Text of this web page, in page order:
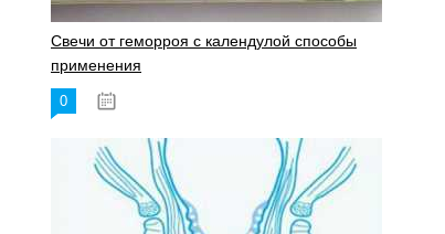
Свечи от геморроя с календулой способы
применения
0